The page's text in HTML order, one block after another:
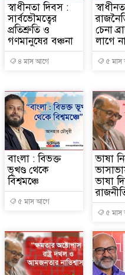
স্বাধীনতা দিবস :
সার্বভৌমত্বের
প্রতিশ্রুতি ও
গণমানুষের বঞ্চনা
৪ মাস আগে
চেনা
লাগে
৫
বাংলা : বিভক্ত
ভূখণ্ড থেকে
বিশ্বমঞ্চে
৫ মাস আগে
ভাষা
ভাষা
৫